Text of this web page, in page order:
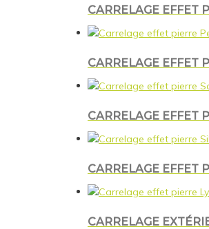
CARRELAGE EFFET
CARRELAGE EFFET
CARRELAGE EFFET
CARRELAGE EFFET
CARRELAGE